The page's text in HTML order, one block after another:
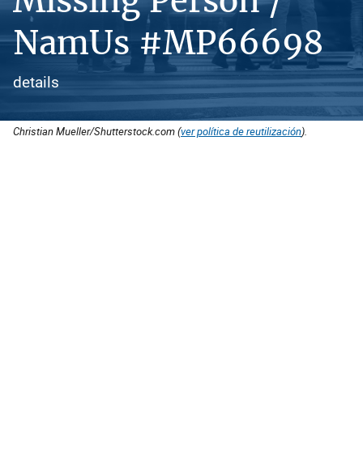
NamUs #MP66698
details
Christian Mueller/Shutterstock.com (ver política de reutilización).